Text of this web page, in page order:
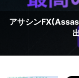
Diamond Fund(ダ
アサシン
Kookoは危険？イ
株式会社
守哲）は稼げる
株式会社Works
稼げる投資なのか
株式会社
投資な
クロスリテイリ
る
株式会社Works
か
株式会社
FX（LEGEND
か
株式会社
げる投資